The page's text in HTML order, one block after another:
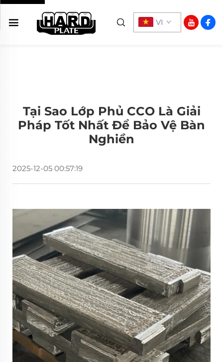
VI
Tại Sao Lớp Phủ CCO Là Giải
Pháp Tốt Nhất Để Bảo Vệ Bàn
Nghiền
2025-12-05 00:57:19